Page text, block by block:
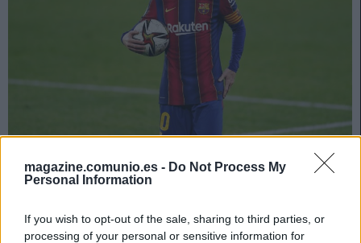
magazine.comunio.es - Do Not Process My
Personal Information
If you wish to opt-out of the sale, sharing to third parties, or
processing of your personal or sensitive information for
Foto: © imago images / ZUMA Wire
Comunio con 423 puntos, pero hubo otros futbolistas
que completaron un gran año. Consulta el 11 ideal de la